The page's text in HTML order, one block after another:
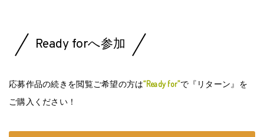
Ready forへ参加
応募作品の続きを閲覧ご希望の方は“Ready for”で『リターン』を
ご購入ください！